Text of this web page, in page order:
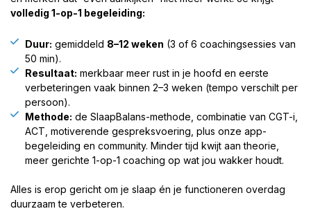
volledig 1-op-1 begeleiding:
Duur: gemiddeld 8–12 weken (3 of 6 coachingsessies van
50 min).
Resultaat: merkbaar meer rust in je hoofd en eerste
verbeteringen vaak binnen 2–3 weken (tempo verschilt per
persoon).
Methode: de SlaapBalans-methode, combinatie van CGT-i,
ACT, motiverende gespreksvoering, plus onze app-
begeleiding en community. Minder tijd kwijt aan theorie,
meer gerichte 1-op-1 coaching op wat jou wakker houdt.
Alles is erop gericht om je slaap én je functioneren overdag
duurzaam te verbeteren.